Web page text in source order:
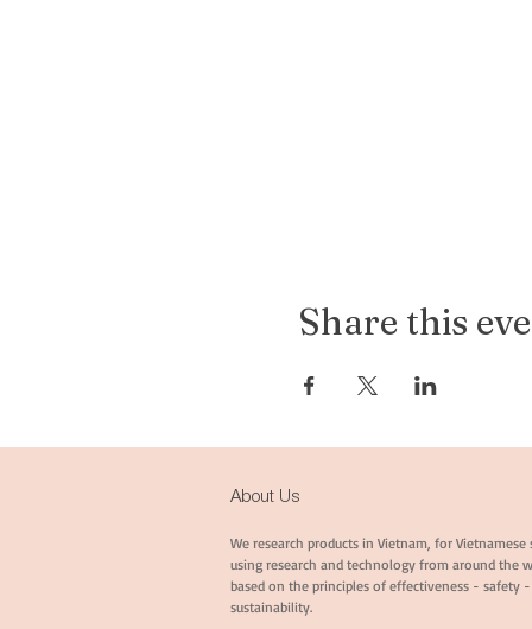
Share this
About Us
We research products in Vietnam, for Vietnamese
using research and technology from around the
based on the principles of effectiveness - safety -
sustainability.